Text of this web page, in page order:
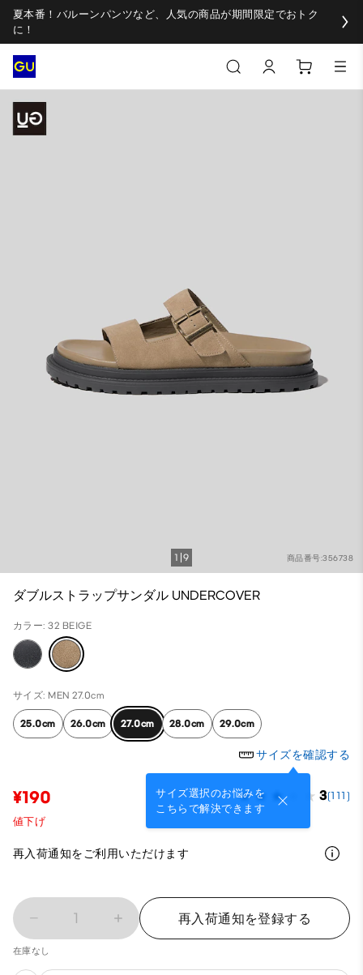
夏本番！バルーンパンツなど、人気の商品が期間限定でおトク
に！
商品番号:356738
1 9
ダブルストラップサンダル UNDERCOVER
カラー: 32 BEIGE
サイズ: MEN 27.0cm
25.0cm 26.0cm 27.0cm 28.0cm 29.0cm
サイズを確認する
サイズ選択のお悩みを
こちらで解決できます
¥190 3(111)
値下げ
再入荷通知をご利用いただけます
1 再入荷通知を登録する
在庫なし